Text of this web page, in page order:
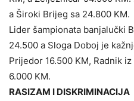
a Široki Brijeg sa 24.800 KM.
Lider šampionata banjalučki
24.500 a Sloga Doboj je
Prijedor 16.500 KM, Radnik
6.000 KM.
RASIZAM I DISKRIMINACIJA